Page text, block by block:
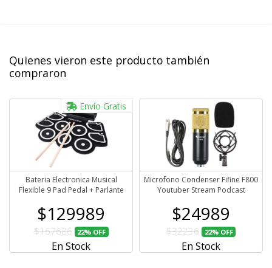
Quienes vieron este producto también
compraron
Bateria Electronica Musical
Flexible 9 Pad Pedal + Parlante
Envío Gratis
$129989
$167686 22% OFF
En Stock
Microfono Condenser Fifine F800
Youtuber Stream Podcast
$24989
$32236 22% OFF
En Stock